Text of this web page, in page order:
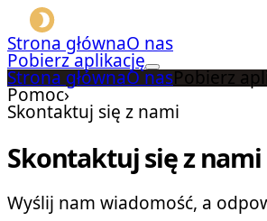
Strona głównaO nas
Pobierz aplikację
Strona głównaO nasPobierz
Pomoc›
Skontaktuj się z nami
Skontaktuj się z nami
Wyślij nam wiadomość, a